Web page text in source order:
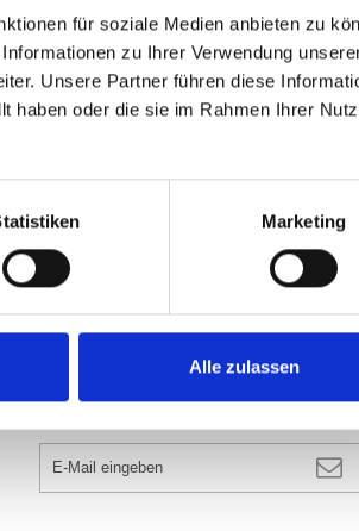
für soziale Medien anbieten zu
zu Ihrer Verwendung
Unsere Partner führen diese
haben oder die sie im Rahmen Ihrer
Marketing
Alle zulassen
160/165 gr./m2​, schwer entflammbar nach DIN
und rostfreien Karabinerhaken (INOX), dazwischen
Rückseite Spiegelbild.
NEWSLETTER ANMELDEN